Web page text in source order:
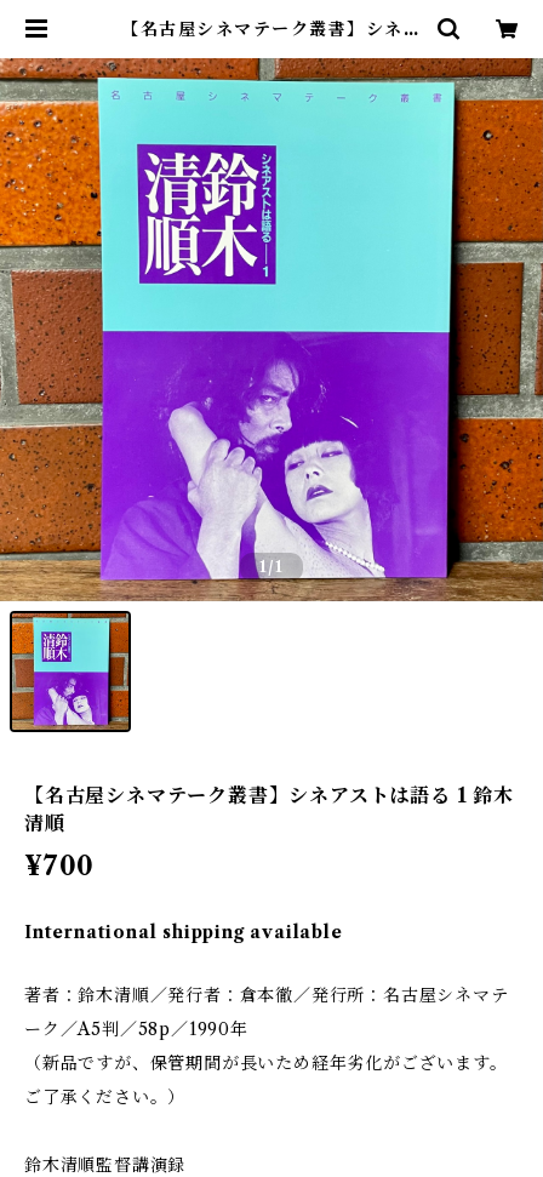
【名古屋シネマテーク叢書】シネア
eau online shop
1/1
【名古屋シネマテーク叢書】シネアストは語る 1 鈴木
清順
¥700
International shipping available
著者：鈴木清順／発行者：倉本徹／発行所：名古屋シネマテ
ーク／A5判／58p／1990年
（新品ですが、保管期間が長いため経年劣化がございます。
ご了承ください。）
鈴木清順監督講演録